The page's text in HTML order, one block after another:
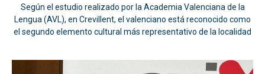
Según el estudio realizado por la Academia Valenciana de la
Lengua (AVL), en Crevillent, el valenciano está reconocido como
el segundo elemento cultural más representativo de la localidad